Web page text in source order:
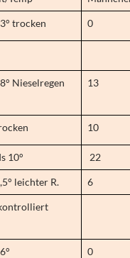
trocken 0
Nieselregen 13
10
10° 22
leichter R. 6
0